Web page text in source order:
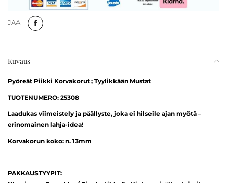
JAA
Kuvaus
Pyöreät Piikki Korvakorut ; Tyylikkään Mustat
TUOTENUMERO: 25308
Laadukas viimeistely ja päällyste, joka ei hilseile ajan myötä –
erinomainen lahja-idea!
Korvakorun koko: n. 13mm
PAKKAUSTYYPIT: